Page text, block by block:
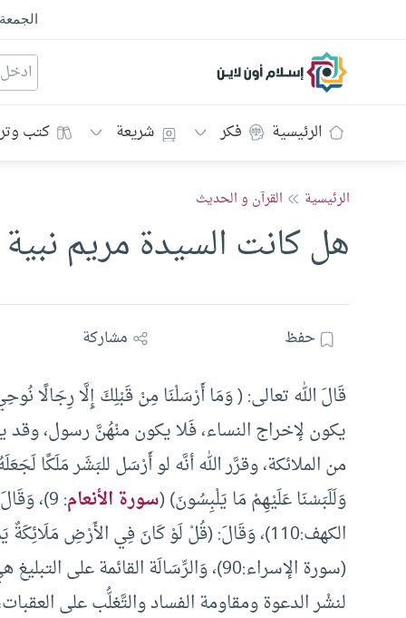
إسلام أون لاين
الرئيسية فكر شريعة كتب
الرئيسية القرآن و الحديث
هل كانت السيدة مريم نبية
حفظ مشاركة
يكون لإخراج النساء، فَلا يكون منْهُنَّ رسول، وقد
من الملائكة، وقرَّر الله أنَّه لو أَرْسَل للبَشَر مَلَكًا
وَلَلَبَسْنَا عَلَيْهِمْ مَا يَلْبِسُونَ) (سورة الأنعام : 9)،
الكهف:110)، وَقَالَ: (قُلْ لَوْ كَانَ فِي الأَرْضِ
(سورة الإسراء:90)، وَالرِّسَالَة القائمة
لنشْر الدعوة ومقاومة الفساد والتَّغلُّب على